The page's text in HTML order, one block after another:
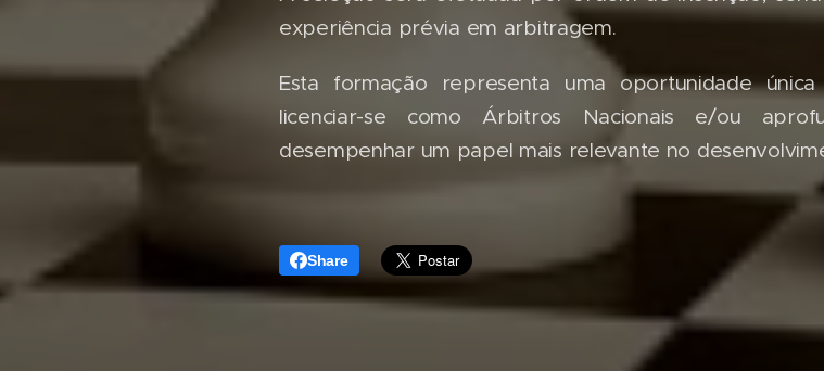
experiência prévia em arbitragem.
Esta formação representa uma oportunidade
licenciar-se como Árbitros Nacionais e/ou
desempenhar um papel mais relevante no
Share